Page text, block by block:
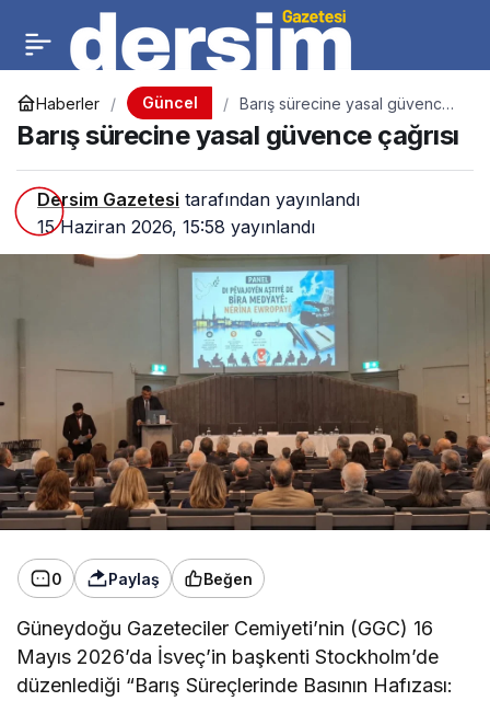
Haberler Güncel
Barış sürecine yasal güvence
çağrısı
Barış sürecine yasal güvence çağrısı
Dersim Gazetesi tarafından yayınlandı
15 Haziran 2026, 15:58 yayınlandı
0 Paylaş Beğen
Güneydoğu Gazeteciler Cemiyeti’nin (GGC) 16
Mayıs 2026’da İsveç’in başkenti Stockholm’de
düzenlediği “Barış Süreçlerinde Basının Hafızası: